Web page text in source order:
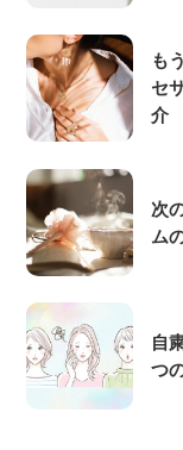
も
セ
介
次
ム
自
つ